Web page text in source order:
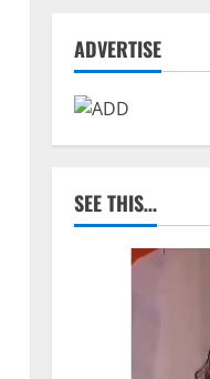
ADVERTISE
SEE THIS…